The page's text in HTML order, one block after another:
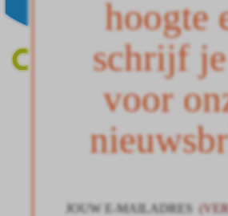
hoogte
schrijf
voor
JOUW E-MAILADRES